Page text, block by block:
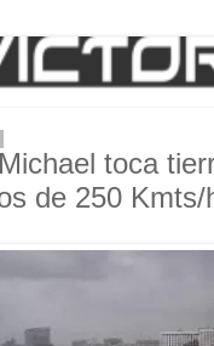
toca
de 250 Kmts/